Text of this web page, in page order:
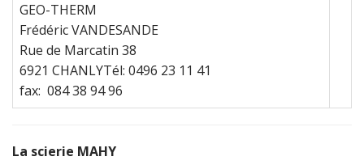
GEO-THERM
Frédéric VANDESANDE
Rue de Marcatin 38
6921 CHANLYTél: 0496 23 11 41
fax: 084 38 94 96
La scierie MAHY